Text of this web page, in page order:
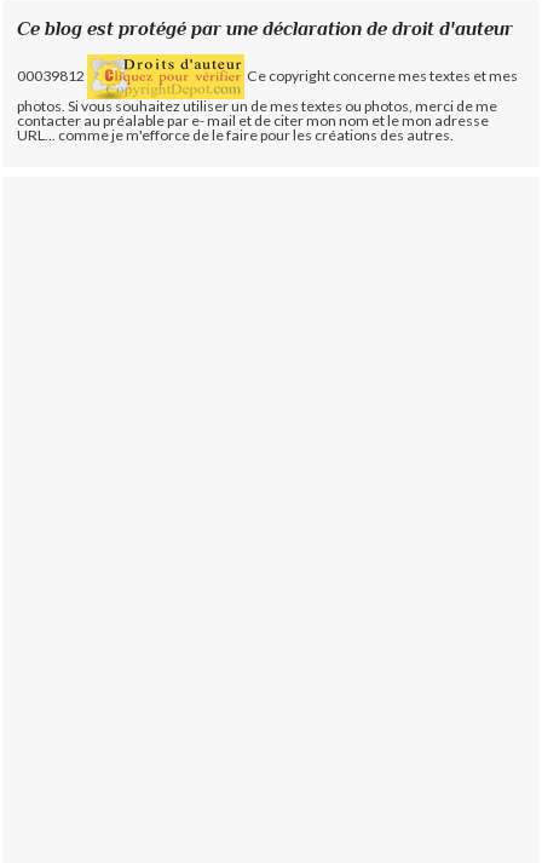
Ce blog est protégé par une déclaration de droit d'auteur
00039812
Ce copyright concerne mes textes et mes
photos. Si vous souhaitez utiliser un de mes textes ou photos, merci de me
contacter au préalable par e- mail et de citer mon nom et le mon adresse
URL... comme je m'efforce de le faire pour les créations des autres.